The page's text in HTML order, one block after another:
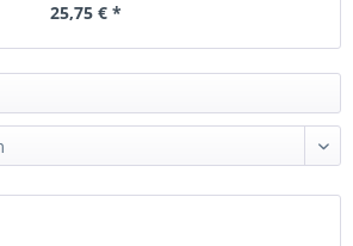
25,75 € *